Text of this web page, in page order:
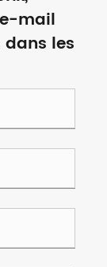
mail
les